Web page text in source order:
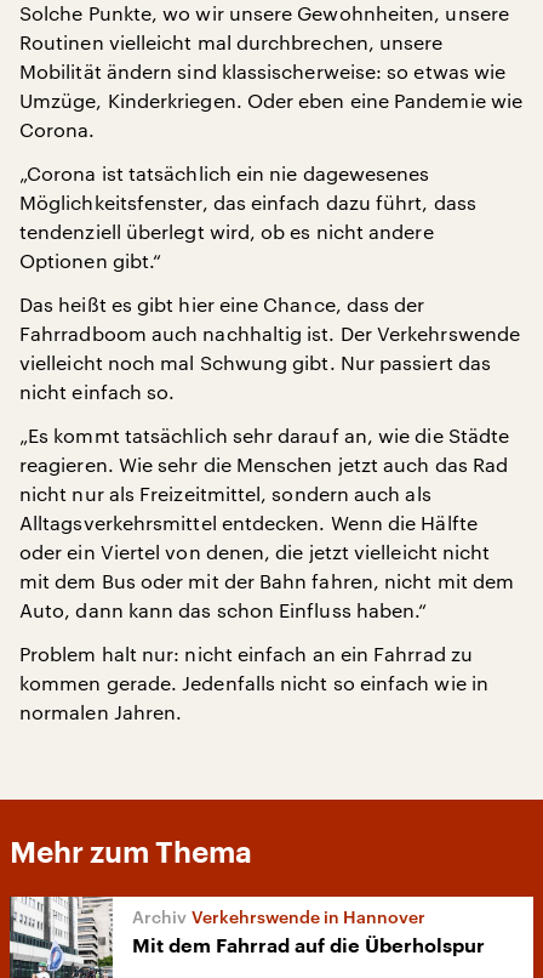
Solche Punkte, wo wir unsere Gewohnheiten, unsere
Routinen vielleicht mal durchbrechen, unsere
Mobilität ändern sind klassischerweise: so etwas wie
Umzüge, Kinderkriegen. Oder eben eine Pandemie wie
Corona.
„Corona ist tatsächlich ein nie dagewesenes
Möglichkeitsfenster, das einfach dazu führt, dass
tendenziell überlegt wird, ob es nicht andere
Optionen gibt.“
Das heißt es gibt hier eine Chance, dass der
Fahrradboom auch nachhaltig ist. Der Verkehrswende
vielleicht noch mal Schwung gibt. Nur passiert das
nicht einfach so.
„Es kommt tatsächlich sehr darauf an, wie die Städte
reagieren. Wie sehr die Menschen jetzt auch das Rad
nicht nur als Freizeitmittel, sondern auch als
Alltagsverkehrsmittel entdecken. Wenn die Hälfte
oder ein Viertel von denen, die jetzt vielleicht nicht
mit dem Bus oder mit der Bahn fahren, nicht mit dem
Auto, dann kann das schon Einfluss haben.“
Problem halt nur: nicht einfach an ein Fahrrad zu
kommen gerade. Jedenfalls nicht so einfach wie in
normalen Jahren.
Mehr zum Thema
Verkehrswende in Hannover
Mit dem Fahrrad auf die Überholspur